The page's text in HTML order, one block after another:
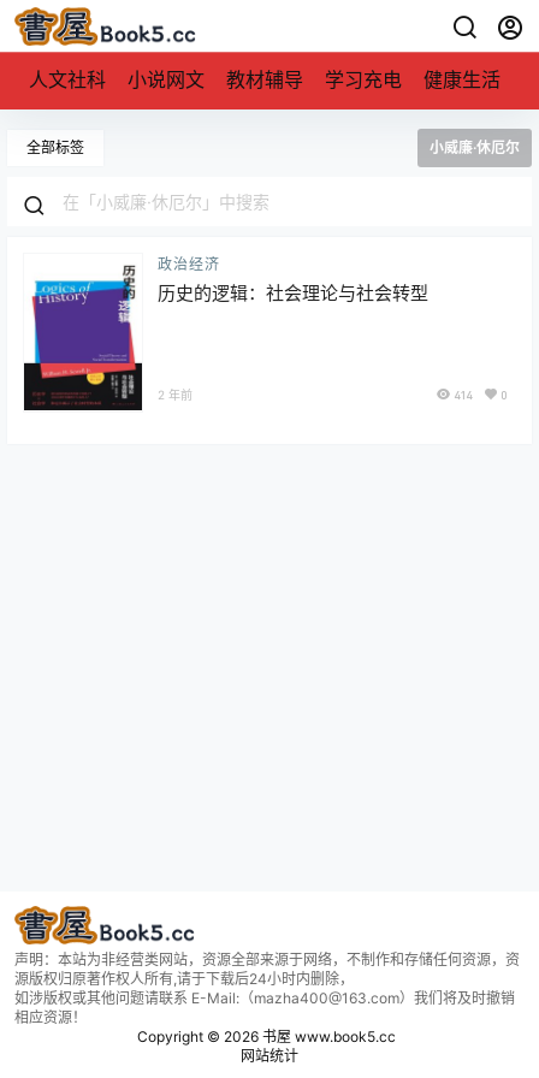
人文社科 小说网文 教材辅导 学习充电 健康生活
全部标签 小威廉·休厄尔
政治经济
历史的逻辑：社会理论与社会转型
2 年前 414 0
声明：本站为非经营类网站，资源全部来源于网络，不制作和存储任何资源，资
源版权归原著作权人所有,请于下载后24小时内删除，
如涉版权或其他问题请联系 E-Mail:（mazha400@163.com）我们将及时撤销
相应资源！
Copyright © 2026书屋 www.book5.cc
网站统计